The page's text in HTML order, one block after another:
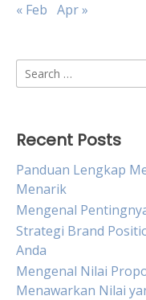
« Feb Apr »
Search
for:
Recent Posts
Panduan Lengkap
Menarik
Mengenal
Strategi Brand
Anda
Mengenal Nilai
Menawarkan Nilai